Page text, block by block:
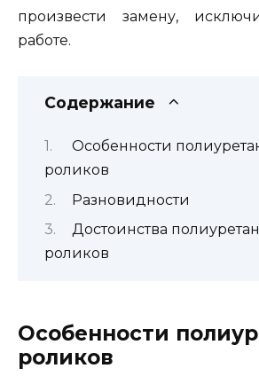
произвести замену,
работе.
Содержание
Особенности
роликов
Разновидности
Достоинства
роликов
Особенности
роликов